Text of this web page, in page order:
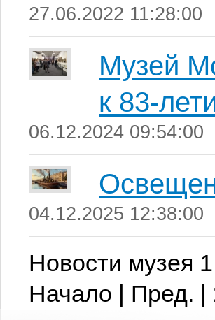
27.06.2022 11:28:00
Музей
к 83-
06.12.2024 09:54:00
04.12.2025 12:38:00
Новости музея
Начало | Пред. |